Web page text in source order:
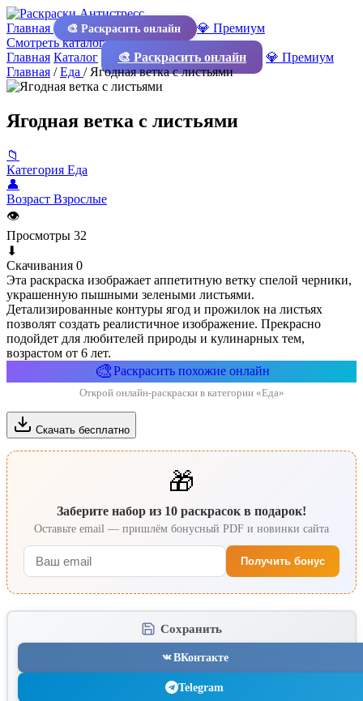
Главная 🎨 Раскрасить онлайн
💎 Премиум
Смотреть каталог
Главная Каталог 🎨 Раскрасить онлайн
💎 Премиум
Главная /Еда / Ягодная ветка с листьями
Ягодная ветка с листьями
📁
Категория Еда
👤
Возраст Взрослые
👁
Просмотры 32
⬇
Скачивания 0
Эта раскраска изображает аппетитную ветку спелой черники,
украшенную пышными зелеными листьями.
Детализированные контуры ягод и прожилок на листьях
позволят создать реалистичное изображение. Прекрасно
подойдет для любителей природы и кулинарных тем,
возрастом от 6 лет.
🎨Раскрасить похожие онлайн
Открой онлайн-раскраски в категории «Еда»
Скачать бесплатно
🎁
Заберите набор из 10 раскрасок в подарок!
Оставьте email — пришлём бонусный PDF и новинки сайта
Получить бонус
Сохранить
ВКонтакте
Telegram